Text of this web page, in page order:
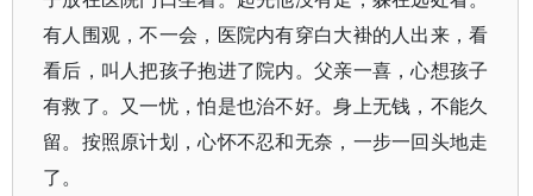
有人围观，不一会，医院内有穿白大褂的人出来，看
看后，叫人把孩子抱进了院内。父亲一喜，心想孩子
有救了。又一忧，怕是也治不好。身上无钱，不能久
留。按照原计划，心怀不忍和无奈，一步一回头地走
了。